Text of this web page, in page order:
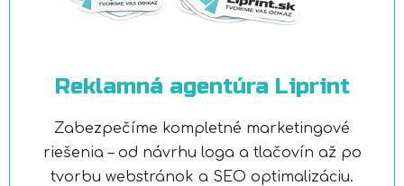
Reklamná agentúra Liprint
Zabezpečíme kompletné marketingové
riešenia – od návrhu loga a tlačovín až po
tvorbu webstránok a SEO optimalizáciu.